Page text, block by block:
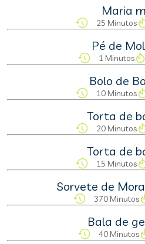
Maria
25 Minutos
Pé de
1 Minutos
Bolo de
10 Minutos
Torta de
20 Minutos
Torta de
15 Minutos
Sorvete de
370 Minutos
Bala de
40 Minutos